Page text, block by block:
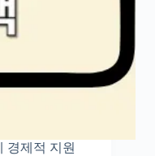
경제적 지원